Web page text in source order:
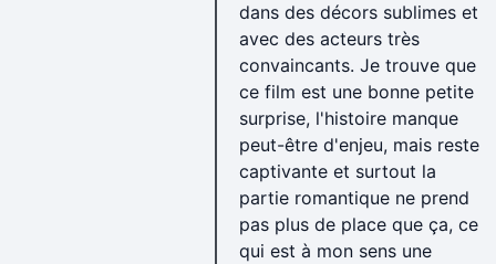
dans des décors sublimes et
avec des acteurs très
convaincants. Je trouve que
ce film est une bonne petite
surprise, l'histoire manque
peut-être d'enjeu, mais reste
captivante et surtout la
partie romantique ne prend
pas plus de place que ça, ce
qui est à mon sens une